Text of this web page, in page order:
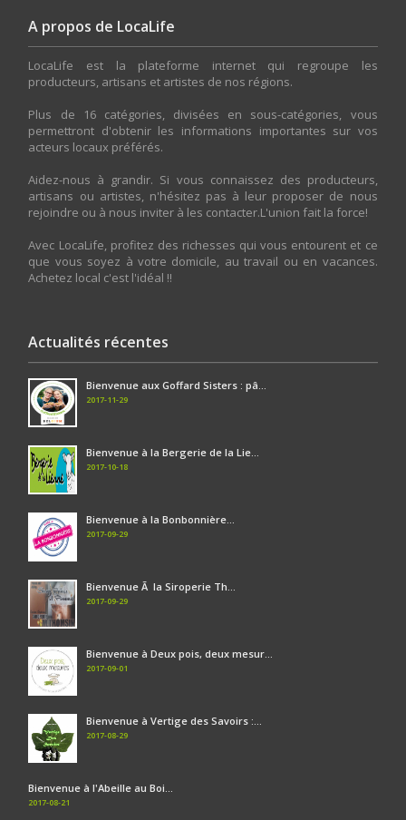
A propos de LocaLife
LocaLife est la plateforme internet qui regroupe les
producteurs, artisans et artistes de nos régions.
Plus de 16 catégories, divisées en sous-catégories, vous
permettront d'obtenir les informations importantes sur vos
acteurs locaux préférés.
Aidez-nous à grandir. Si vous connaissez des producteurs,
artisans ou artistes, n'hésitez pas à leur proposer de nous
rejoindre ou à nous inviter à les contacter.L'union fait la force!
Avec LocaLife, profitez des richesses qui vous entourent et ce
que vous soyez à votre domicile, au travail ou en vacances.
Achetez local c'est l'idéal !!
Actualités récentes
Bienvenue aux Goffard Sisters : pâ...
2017-11-29
Bienvenue à la Bergerie de la Lie...
2017-10-18
Bienvenue à la Bonbonnière...
2017-09-29
Bienvenue Ã la Siroperie Th...
2017-09-29
Bienvenue à Deux pois, deux mesur...
2017-09-01
Bienvenue à Vertige des Savoirs :...
2017-08-29
Bienvenue à l'Abeille au Boi...
2017-08-21